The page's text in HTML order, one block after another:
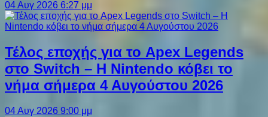
04 Αυγ 2026 6:27 μμ
Τέλος εποχής για το Apex Legends
στο Switch – Η Nintendo κόβει το
νήμα σήμερα 4 Αυγούστου 2026
04 Αυγ 2026 9:00 μμ